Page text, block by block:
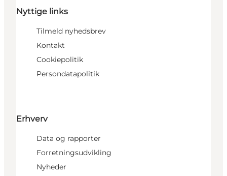
Nyttige links
Tilmeld nyhedsbrev
Kontakt
Cookiepolitik
Persondatapolitik
Erhverv
Data og rapporter
Forretningsudvikling
Nyheder